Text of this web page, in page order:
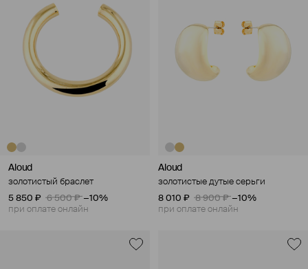
Aloud
золотистый браслет
5 850 ₽
6 500 ₽ −10%
при оплате онлайн
Aloud
золотистые дутые серьги
8 010 ₽
8 900 ₽ −10%
при оплате онлайн